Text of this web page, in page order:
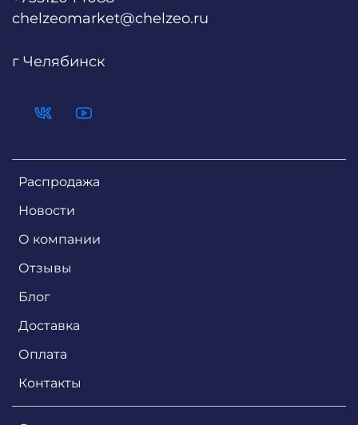
Распродажа
Новости
О компании
Отзывы
Блог
Доставка
Оплата
Контакты
chelzeomarket@chelzeo.ru
г Челябинск